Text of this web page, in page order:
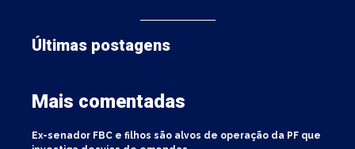
Últimas postagens
Mais comentadas
Ex-senador FBC e filhos são alvos de operação da PF que